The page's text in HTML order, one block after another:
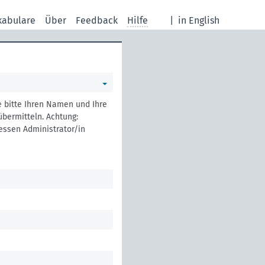
in English
Über Feedback Hilfe
bitte Ihren Namen und Ihre
Achtung:
Administrator/in